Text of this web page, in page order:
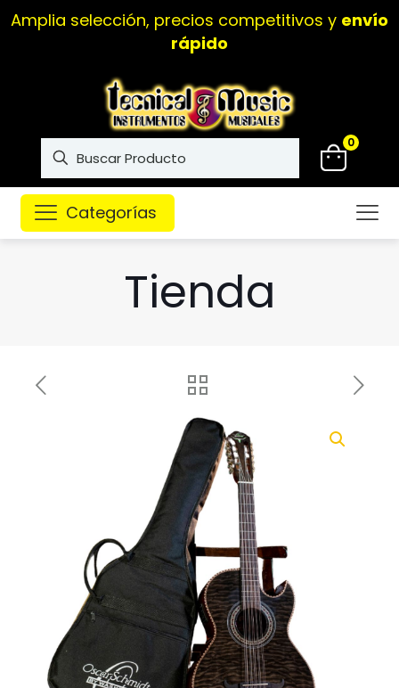
Instrumentos musicales dealta calidad
Categorías
Tienda